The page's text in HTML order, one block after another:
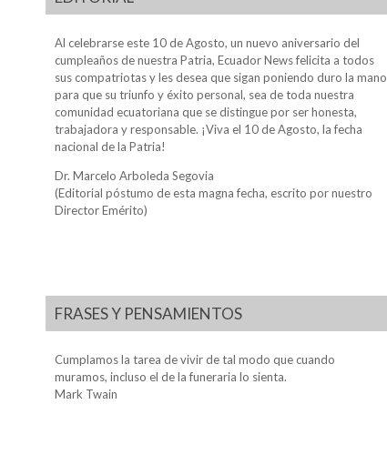
Al celebrarse este 10 de Agosto, un nuevo aniversario del
cumpleaños de nuestra Patria, Ecuador News felicita a todos
sus compatriotas y les desea que sigan poniendo duro la mano
para que su triunfo y éxito personal, sea de toda nuestra
comunidad ecuatoriana que se distingue por ser honesta,
trabajadora y responsable. ¡Viva el 10 de Agosto, la fecha
nacional de la Patria!
Dr. Marcelo Arboleda Segovia
(Editorial póstumo de esta magna fecha, escrito por nuestro
Director Emérito)
FRASES Y PENSAMIENTOS
Cumplamos la tarea de vivir de tal modo que cuando
muramos, incluso el de la funeraria lo sienta.
Mark Twain